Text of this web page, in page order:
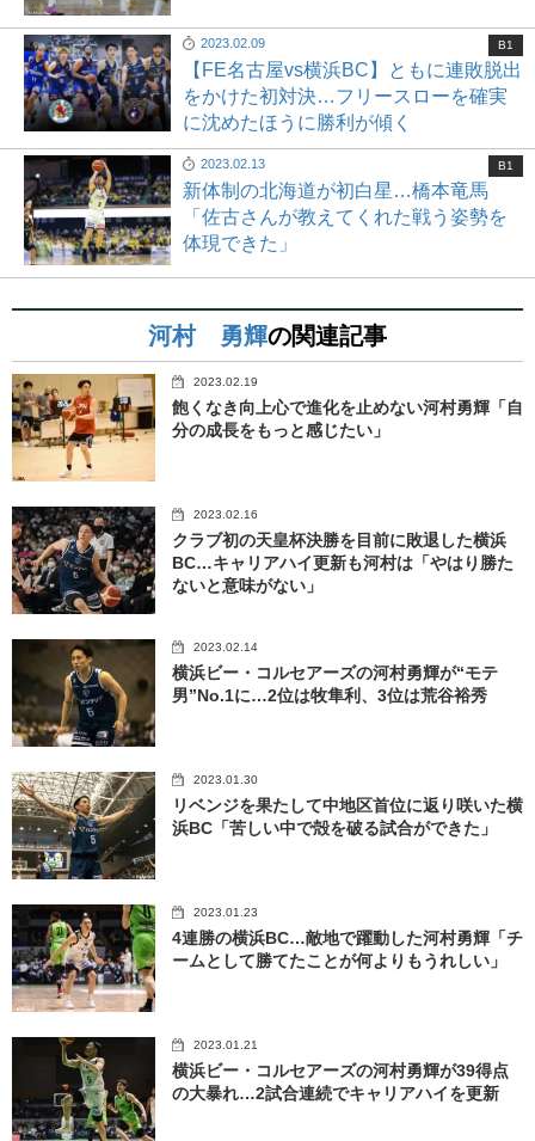
2023.02.09
【FE名古屋vs横浜BC】ともに連敗脱出
をかけた初対決…フリースローを確実
に沈めたほうに勝利が傾く
B1
2023.02.13
新体制の北海道が初白星…橋本竜馬
「佐古さんが教えてくれた戦う姿勢を
体現できた」
B1
河村 勇輝の関連記事
2023.02.19
飽くなき向上心で進化を止めない河村勇輝「自
分の成長をもっと感じたい」
2023.02.16
クラブ初の天皇杯決勝を目前に敗退した横浜
BC…キャリアハイ更新も河村は「やはり勝た
ないと意味がない」
2023.02.14
横浜ビー・コルセアーズの河村勇輝が“モテ
男”No.1に…2位は牧隼利、3位は荒谷裕秀
2023.01.30
リベンジを果たして中地区首位に返り咲いた横
浜BC「苦しい中で殻を破る試合ができた」
2023.01.23
4連勝の横浜BC…敵地で躍動した河村勇輝「チ
ームとして勝てたことが何よりもうれしい」
2023.01.21
横浜ビー・コルセアーズの河村勇輝が39得点
の大暴れ…2試合連続でキャリアハイを更新